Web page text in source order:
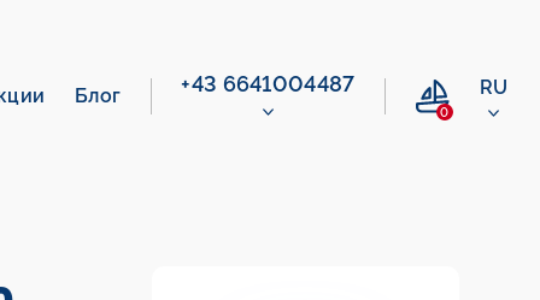
Блог +43 6641004487
0
RU